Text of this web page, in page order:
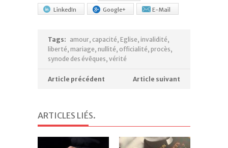
LinkedIn
Google+ E-Mail
Tags: amour, capacité, Eglise, invalidité,
liberté, mariage, nullité, officialité, procès,
synode des évêques, vérité
Article précédent Article suivant
ARTICLES LIÉS.